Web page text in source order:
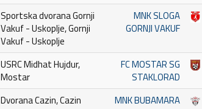
Sportska dvorana Gornji
Vakuf - Uskoplje, Gornji
Vakuf - Uskoplje
MNK SLOGA
GORNJI VAKUF
USRC Midhat Hujdur,
Mostar
FC MOSTAR SG
STAKLORAD
Dvorana Cazin, Cazin MNK BUBAMARA